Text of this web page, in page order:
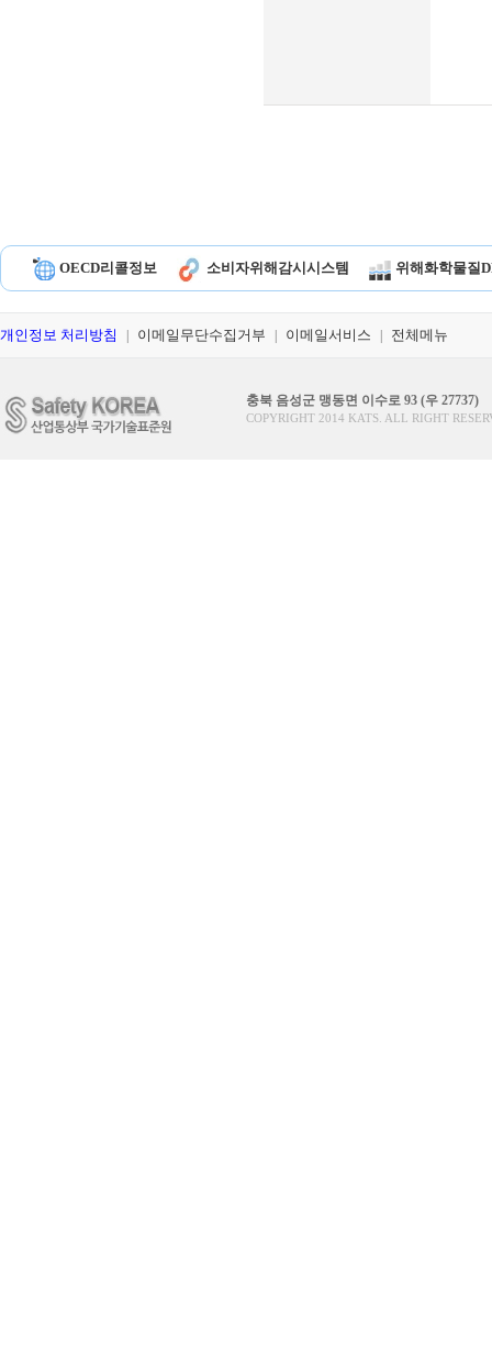
OECD리콜정보 소비자위해감시시스템 위해화학물질
개인정보 처리방침 이메일무단수집거부 이메일서비스 전체메뉴
충북 음성군 맹동면 이수로 93 (우 27737)
COPYRIGHT 2014 KATS. ALL RIGHT